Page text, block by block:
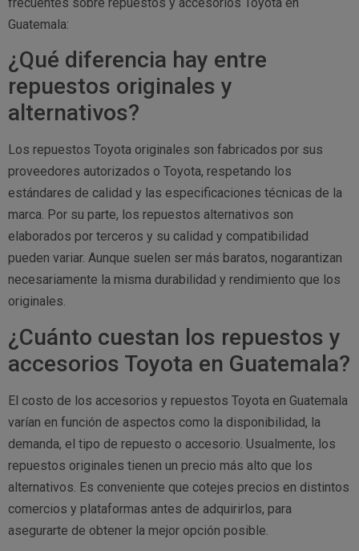
Guatemala:
¿Qué diferencia hay entre
repuestos originales y
alternativos?
Los repuestos Toyota originales son fabricados por sus
proveedores autorizados o Toyota, respetando los
estándares de calidad y las especificaciones técnicas de la
marca. Por su parte, los repuestos alternativos son
elaborados por terceros y su calidad y compatibilidad
pueden variar. Aunque suelen ser más baratos, nogarantizan
necesariamente la misma durabilidad y rendimiento que los
originales.
¿Cuánto cuestan los repuestos y
accesorios Toyota en Guatemala?
El costo de los accesorios y repuestos Toyota en Guatemala
varían en función de aspectos como la disponibilidad, la
demanda, el tipo de repuesto o accesorio. Usualmente, los
repuestos originales tienen un precio más alto que los
alternativos. Es conveniente que cotejes precios en distintos
comercios y plataformas antes de adquirirlos, para
asegurarte de obtener la mejor opción posible.